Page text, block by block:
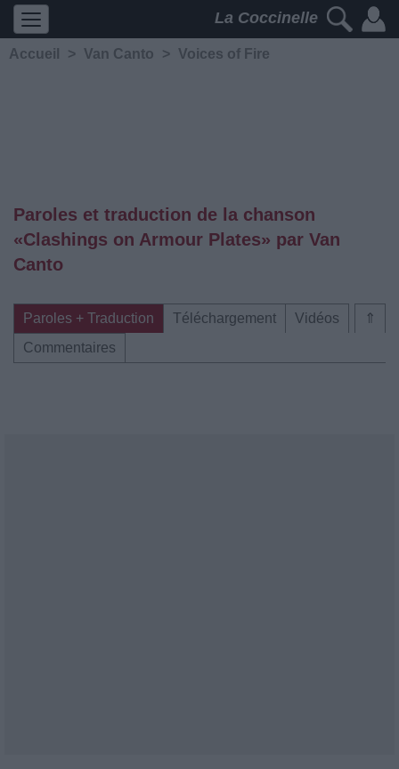
La Coccinelle
Accueil > Van Canto > Voices of Fire
Paroles et traduction de la chanson
«Clashings on Armour Plates» par Van
Canto
⇑
Paroles + Traduction Téléchargement
Vidéos
Commentaires